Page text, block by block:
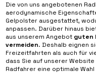
Die von uns angebotenen
aerodynamische
Gelpolster ausgestattet,
anpassen. Darüber hinaus
aus unserem Angebot guten
vermeiden. Deshalb eignen
Freizeitfahrten als auch für
dass Sie auf unserer
Radfahrer eine optimale